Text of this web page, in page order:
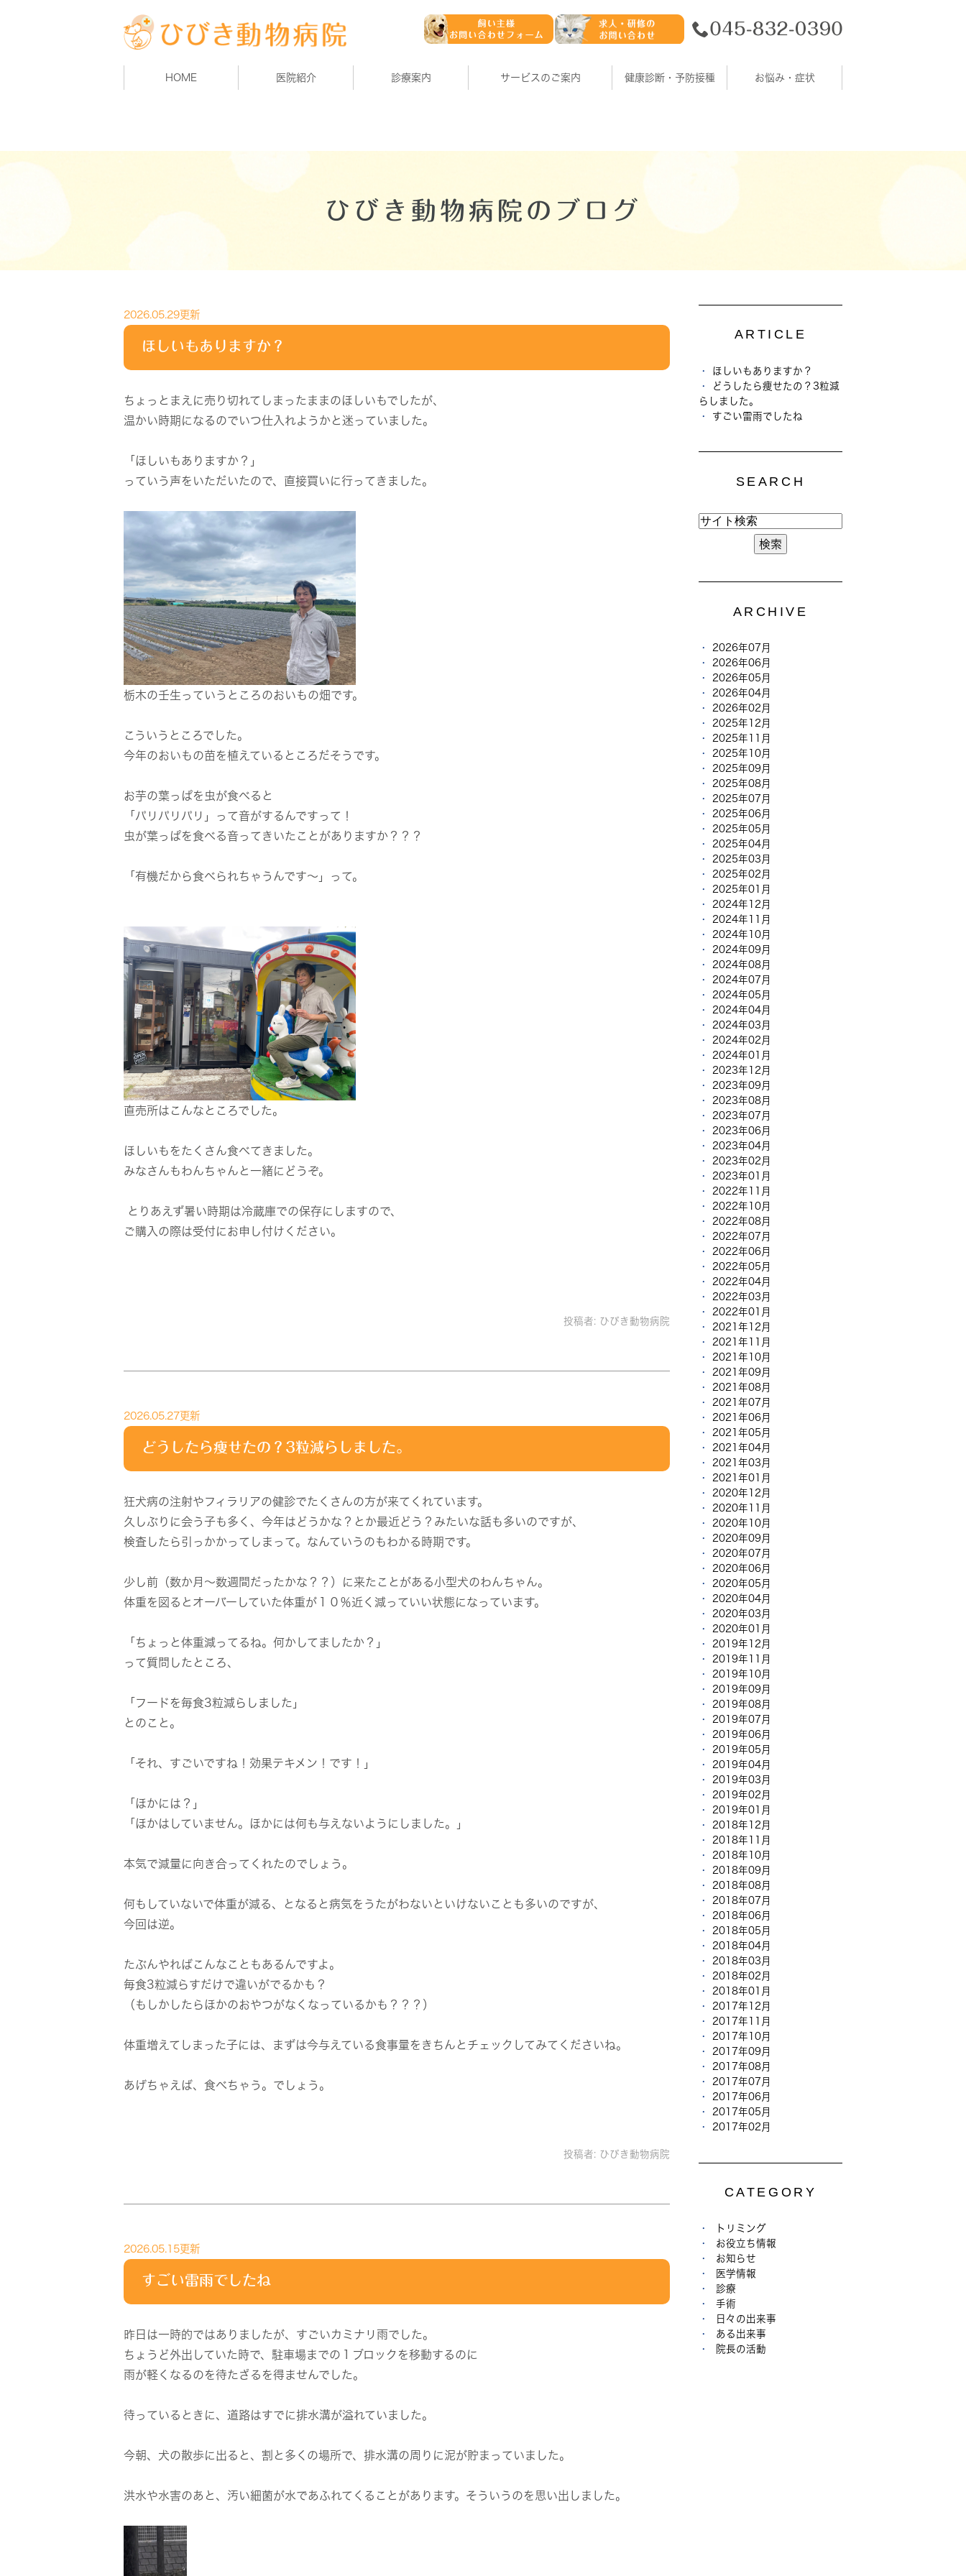
HOME 医院紹介 診療案内 サービスのご案内 健康診断・予防接種 お悩み・症状
ひびき動物病院のブログ
2026.05.29更新
ほしいもありますか？
ちょっとまえに売り切れてしまったままのほしいもでしたが、
温かい時期になるのでいつ仕入れようかと迷っていました。
「ほしいもありますか？」
っていう声をいただいたので、直接買いに行ってきました。
栃木の壬生っていうところのおいもの畑です。
こういうところでした。
今年のおいもの苗を植えているところだそうです。
お芋の葉っぱを虫が食べると
「パリパリパリ」って音がするんですって！
虫が葉っぱを食べる音ってきいたことがありますか？？？
「有機だから食べられちゃうんです～」って。
直売所はこんなところでした。
ほしいもをたくさん食べてきました。
みなさんもわんちゃんと一緒にどうぞ。
とりあえず暑い時期は冷蔵庫での保存にしますので、
ご購入の際は受付にお申し付けください。
投稿者: ひびき動物病院
2026.05.27更新
どうしたら痩せたの？3粒減らしました。
狂犬病の注射やフィラリアの健診でたくさんの方が来てくれています。
久しぶりに会う子も多く、今年はどうかな？とか最近どう？みたいな話も多いのですが、
検査したら引っかかってしまって。なんていうのもわかる時期です。
少し前（数か月～数週間だったかな？？）に来たことがある小型犬のわんちゃん。
体重を図るとオーバーしていた体重が１０％近く減っていい状態になっています。
「ちょっと体重減ってるね。何かしてましたか？」
って質問したところ、
「フードを毎食3粒減らしました」
とのこと。
「それ、すごいですね！効果テキメン！です！」
「ほかには？」
「ほかはしていません。ほかには何も与えないようにしました。」
本気で減量に向き合ってくれたのでしょう。
何もしていないで体重が減る、となると病気をうたがわないといけないことも多いのですが、
今回は逆。
たぶんやればこんなこともあるんですよ。
毎食3粒減らすだけで違いがでるかも？
（もしかしたらほかのおやつがなくなっているかも？？？）
体重増えてしまった子には、まずは今与えている食事量をきちんとチェックしてみてくださいね。
あげちゃえば、食べちゃう。でしょう。
投稿者: ひびき動物病院
2026.05.15更新
すごい雷雨でしたね
昨日は一時的ではありましたが、すごいカミナリ雨でした。
ちょうど外出していた時で、駐車場までの１ブロックを移動するのに
雨が軽くなるのを待たざるを得ませんでした。
待っているときに、道路はすでに排水溝が溢れていました。
今朝、犬の散歩に出ると、割と多くの場所で、排水溝の周りに泥が貯まっていました。
洪水や水害のあと、汚い細菌が水であふれてくることがあります。そういうのを思い出しました。
ARTICLE
ほしいもありますか？
どうしたら痩せたの？3粒減
らしました。
すごい雷雨でしたね
SEARCH
ARCHIVE
2026年07月
2026年06月
2026年05月
2026年04月
2026年02月
2025年12月
2025年11月
2025年10月
2025年09月
2025年08月
2025年07月
2025年06月
2025年05月
2025年04月
2025年03月
2025年02月
2025年01月
2024年12月
2024年11月
2024年10月
2024年09月
2024年08月
2024年07月
2024年05月
2024年04月
2024年03月
2024年02月
2024年01月
2023年12月
2023年09月
2023年08月
2023年07月
2023年06月
2023年04月
2023年02月
2023年01月
2022年11月
2022年10月
2022年08月
2022年07月
2022年06月
2022年05月
2022年04月
2022年03月
2022年01月
2021年12月
2021年11月
2021年10月
2021年09月
2021年08月
2021年07月
2021年06月
2021年05月
2021年04月
2021年03月
2021年01月
2020年12月
2020年11月
2020年10月
2020年09月
2020年07月
2020年06月
2020年05月
2020年04月
2020年03月
2020年01月
2019年12月
2019年11月
2019年10月
2019年09月
2019年08月
2019年07月
2019年06月
2019年05月
2019年04月
2019年03月
2019年02月
2019年01月
2018年12月
2018年11月
2018年10月
2018年09月
2018年08月
2018年07月
2018年06月
2018年05月
2018年04月
2018年03月
2018年02月
2018年01月
2017年12月
2017年11月
2017年10月
2017年09月
2017年08月
2017年07月
2017年06月
2017年05月
2017年02月
CATEGORY
トリミング
お役立ち情報
お知らせ
医学情報
診療
手術
日々の出来事
ある出来事
院長の活動